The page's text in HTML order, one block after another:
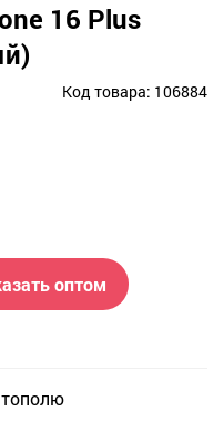
16 Plus
Код товара: 106884
оптом